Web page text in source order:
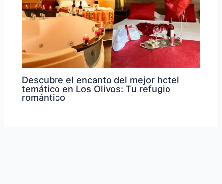
Descubre el encanto del mejor hotel
temático en Los Olivos: Tu refugio
romántico